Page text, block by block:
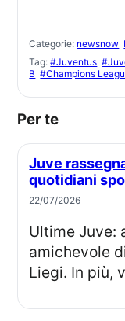
Categorie: newsnow
Tag:#Juventus
B #Champions
Per te
Juve rassegna stampa: prime pagine dei
quotidiani
22/07/2026
Ultime Juve: allenamenti in corso e
amichevole
Liegi. In più,